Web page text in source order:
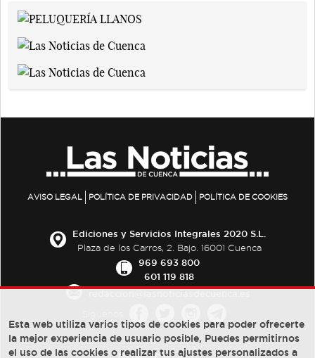
AVISO LEGAL POLÍTICA DE PRIVACIDAD POLÍTICA DE COOKIES
Ediciones y Servicios Integrales 2020 S.L.
Plaza de los Carros, 2. Bajo. 16001 Cuenca
969 693 800
601 119 818
Esta web utiliza varios tipos de cookies para poder ofrecerte
la mejor experiencia de usuario posible, Puedes permitirnos
el uso de las cookies o realizar tus ajustes personalizados a